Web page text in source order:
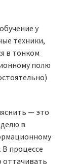
у
техники,
в тонком
полю
— это
в
процессе
оттачивать